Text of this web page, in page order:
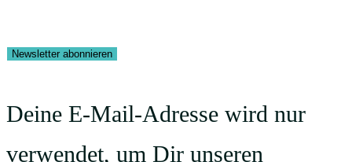
Deine E-Mail-Adresse wird nur
verwendet, um Dir unseren